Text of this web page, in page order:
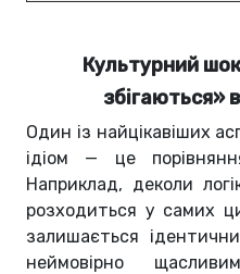
Культурний
збігаються»
Один із найцікавіших
ідіом — це
Наприклад, деколи
розходиться у самих
залишається
неймовірно